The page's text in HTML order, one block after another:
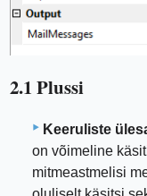
2.1 Plussi
Keeruliste
on võimeline
mitmeastmelisi